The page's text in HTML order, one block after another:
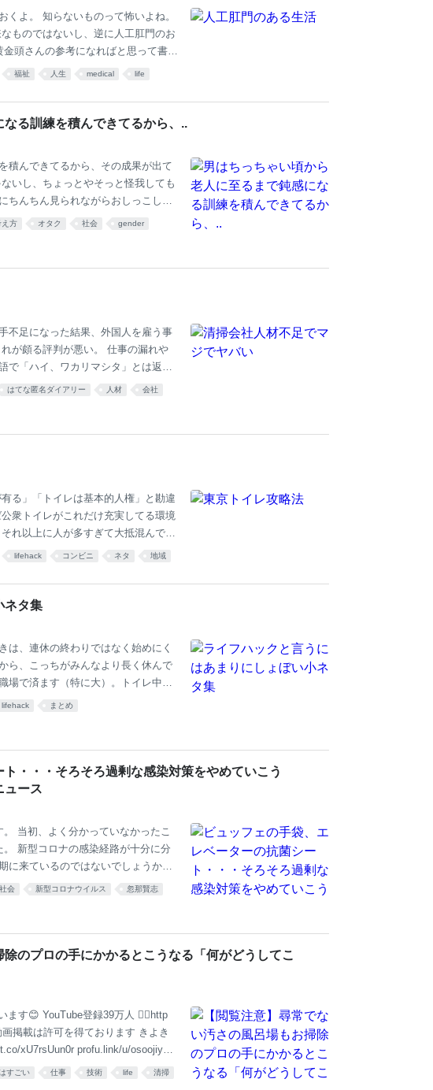
くよ。 知らないものって怖いよね。
ものではないし、逆に人工肛門のお
頭さんの参考になればと思って書い
りしたようでうれしいです。) 人工
ない場合にそうなります。口から入
の腸は体にちょっとだけ残っていて
ん。（少量の粘液程度） 排便って
福祉 人生 medical life
る訓練を積んできてるから、..
積んできてるから、その成果が出て
いし、ちょっとやそっと怪我しても
んちん見られながらおしっこして
要はないし、肉体労働をするべきだ
ど、それは繊細さん（海外風に言え
やして不幸をもたらす考え方だ。
が、鈍感さ・タフさを身に着ける
え方 オタク 社会 gender
不足になった結果、外国人を雇う事
が頗る評判が悪い。 仕事の漏れや
「ハイ、ワカリマシタ」とは返っ
雇ってくれ仕事が回らんと伝えても
とさえ思った。 またとある日、外国
意味がわからん。流す前に気づく
に流したんじゃねえか？とさえ思
はてな匿名ダイアリー 人材 会社
る」「トイレは基本的人権」と勘違
衆トイレがこれだけ充実してる環境
れ以上に人が多すぎて大抵混んでい
けるときに行く、常に5分以内にた
も、東京の場合には「その建物にト
悪そこら辺でする」はできないのが
地である 地方にありがちな謎空間
lifehack コンビニ ネタ 地域
ネタ集
は、連休の終わりではなく始めにく
ら、こっちがみんなより長く休んで
で済ます（特に大）。トイレ中も
きは、ガードレールなどの陰にいる
って逃げにくいから。海外旅行に行
ジも登録する。通勤靴は、パンプス
から。電車では必ず吊り革をつか
混んでる電車に
lifehack まとめ
・・・そろそろ過剰な感染対策をやめていこう
ュース
当初、よく分かっていなかったこ
新型コロナの感染経路が十分に分
来ているのではないでしょうか。
Reviews Microbiology volume 1
発生する飛沫を浴びる ・エアロゾ
）を超えて感染が起こり得る 基本的
接触感染に対
社会 新型コロナウイルス 忽那賢志
のプロの手にかかるとこうなる「何がどうしてこ
ます😊 YouTube登録39万人 🙇‍♂️http
掲載は許可を得ております きよき
xU7rsUun0r profu.link/u/osoojiya3
すごい 仕事 技術 life 清掃